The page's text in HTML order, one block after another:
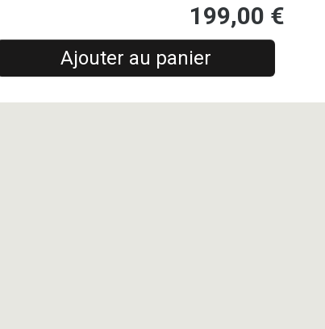
199,00 €
Ajouter au panier